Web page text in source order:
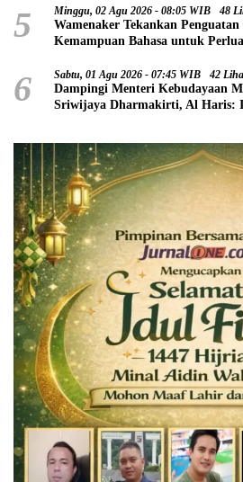
5 Minggu, 02 Agu 2026 - 08:05 WIB 48
Wamenaker Tekankan
Kemampuan Bahasa untuk
6 Sabtu, 01 Agu 2026 - 07:45 WIB 42
Dampingi Menteri Kebudayaan
Sriwijaya Dharmakirti, Al Haris: